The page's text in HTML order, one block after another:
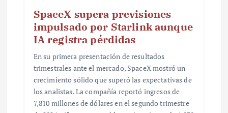
SpaceX supera previsiones
impulsado por Starlink aunque
IA registra pérdidas
En su primera presentación de resultados
trimestrales ante el mercado, SpaceX mostró un
crecimiento sólido que superó las expectativas de
los analistas. La compañía reportó ingresos de
7,810 millones de dólares en el segundo trimestre